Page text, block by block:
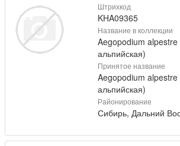
Штрихкод
KHA09365
Название в коллекции
Aegopodium
альпийская)
Принятое название
Aegopodium
альпийская)
Районирование
Сибирь, Дальний